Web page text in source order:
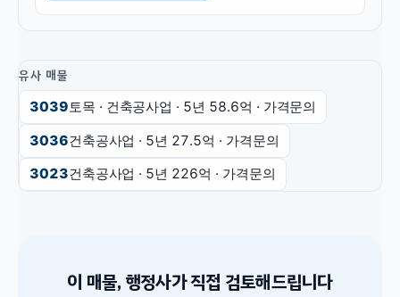
유사 매물
3039토목 · 건축공사업 · 5년 58.6억 · 가격문의
3036건축공사업 · 5년 27.5억 · 가격문의
3023건축공사업 · 5년 226억 · 가격문의
이 매물, 행정사가 직접 검토해드립니다